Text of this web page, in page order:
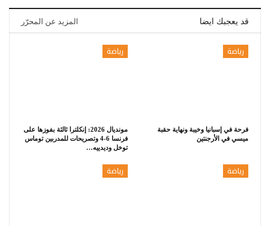
قد يعجبك ايضا المزيد عن المحرّر
رياضة
فرحة في إسبانيا وخيبة ونهاية حقبة
ميسي في الأرجنتين
رياضة
مونديال 2026: إنكلترا ثالثة بفوزها على
فرنسا 6-4 وتصريحات للمدربين توماس
توخل وديدييه…
رياضة رياضة